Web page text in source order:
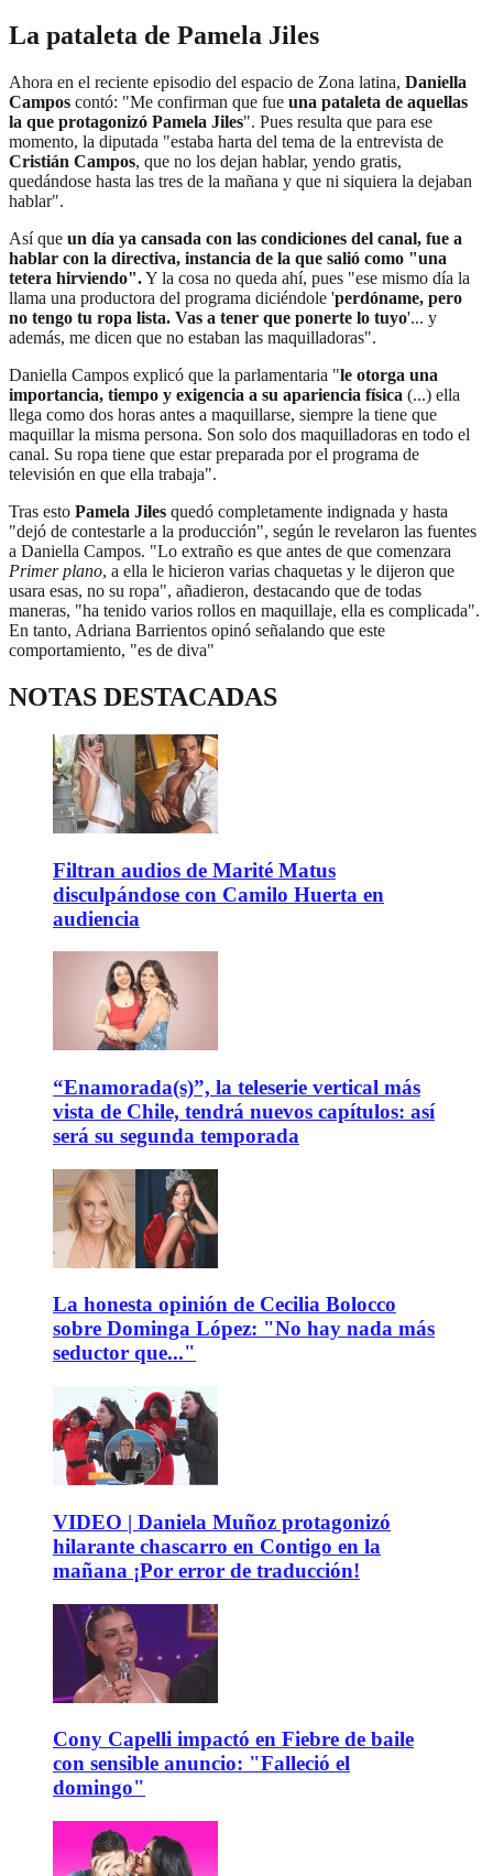
La pataleta de Pamela Jiles
Ahora en el reciente episodio del espacio de Zona latina, Daniella
Campos contó: "Me confirman que fue una pataleta de aquellas
la que protagonizó Pamela Jiles". Pues resulta que para ese
momento, la diputada "estaba harta del tema de la entrevista de
Cristián Campos, que no los dejan hablar, yendo gratis,
quedándose hasta las tres de la mañana y que ni siquiera la dejaban
hablar".
Así que un día ya cansada con las condiciones del canal, fue a
hablar con la directiva, instancia de la que salió como "una
tetera hirviendo".Y la cosa no queda ahí, pues "ese mismo día la
llama una productora del programa diciéndole 'perdóname, pero
no tengo tu ropa lista. Vas a tener que ponerte lo tuyo'... y
además, me dicen que no estaban las maquilladoras".
Daniella Campos explicó que la parlamentaria "le otorga una
importancia, tiempo y exigencia a su apariencia física (...) ella
llega como dos horas antes a maquillarse, siempre la tiene que
maquillar la misma persona. Son solo dos maquilladoras en todo el
canal. Su ropa tiene que estar preparada por el programa de
televisión en que ella trabaja".
Tras esto Pamela Jiles quedó completamente indignada y hasta
"dejó de contestarle a la producción", según le revelaron las fuentes
a Daniella Campos. "Lo extraño es que antes de que comenzara
Primer plano, a ella le hicieron varias chaquetas y le dijeron que
usara esas, no su ropa", añadieron, destacando que de todas
maneras, "ha tenido varios rollos en maquillaje, ella es complicada".
En tanto, Adriana Barrientos opinó señalando que este
comportamiento, "es de diva"
NOTAS DESTACADAS
Filtran audios de Marité Matus
disculpándose con Camilo Huerta en
audiencia
“Enamorada(s)”, la teleserie vertical más
vista de Chile, tendrá nuevos capítulos: así
será su segunda temporada
La honesta opinión de Cecilia Bolocco
sobre Dominga López: "No hay nada más
seductor que..."
VIDEO | Daniela Muñoz protagonizó
hilarante chascarro en Contigo en la
mañana ¡Por error de traducción!
Cony Capelli impactó en Fiebre de baile
con sensible anuncio: "Falleció el
domingo"